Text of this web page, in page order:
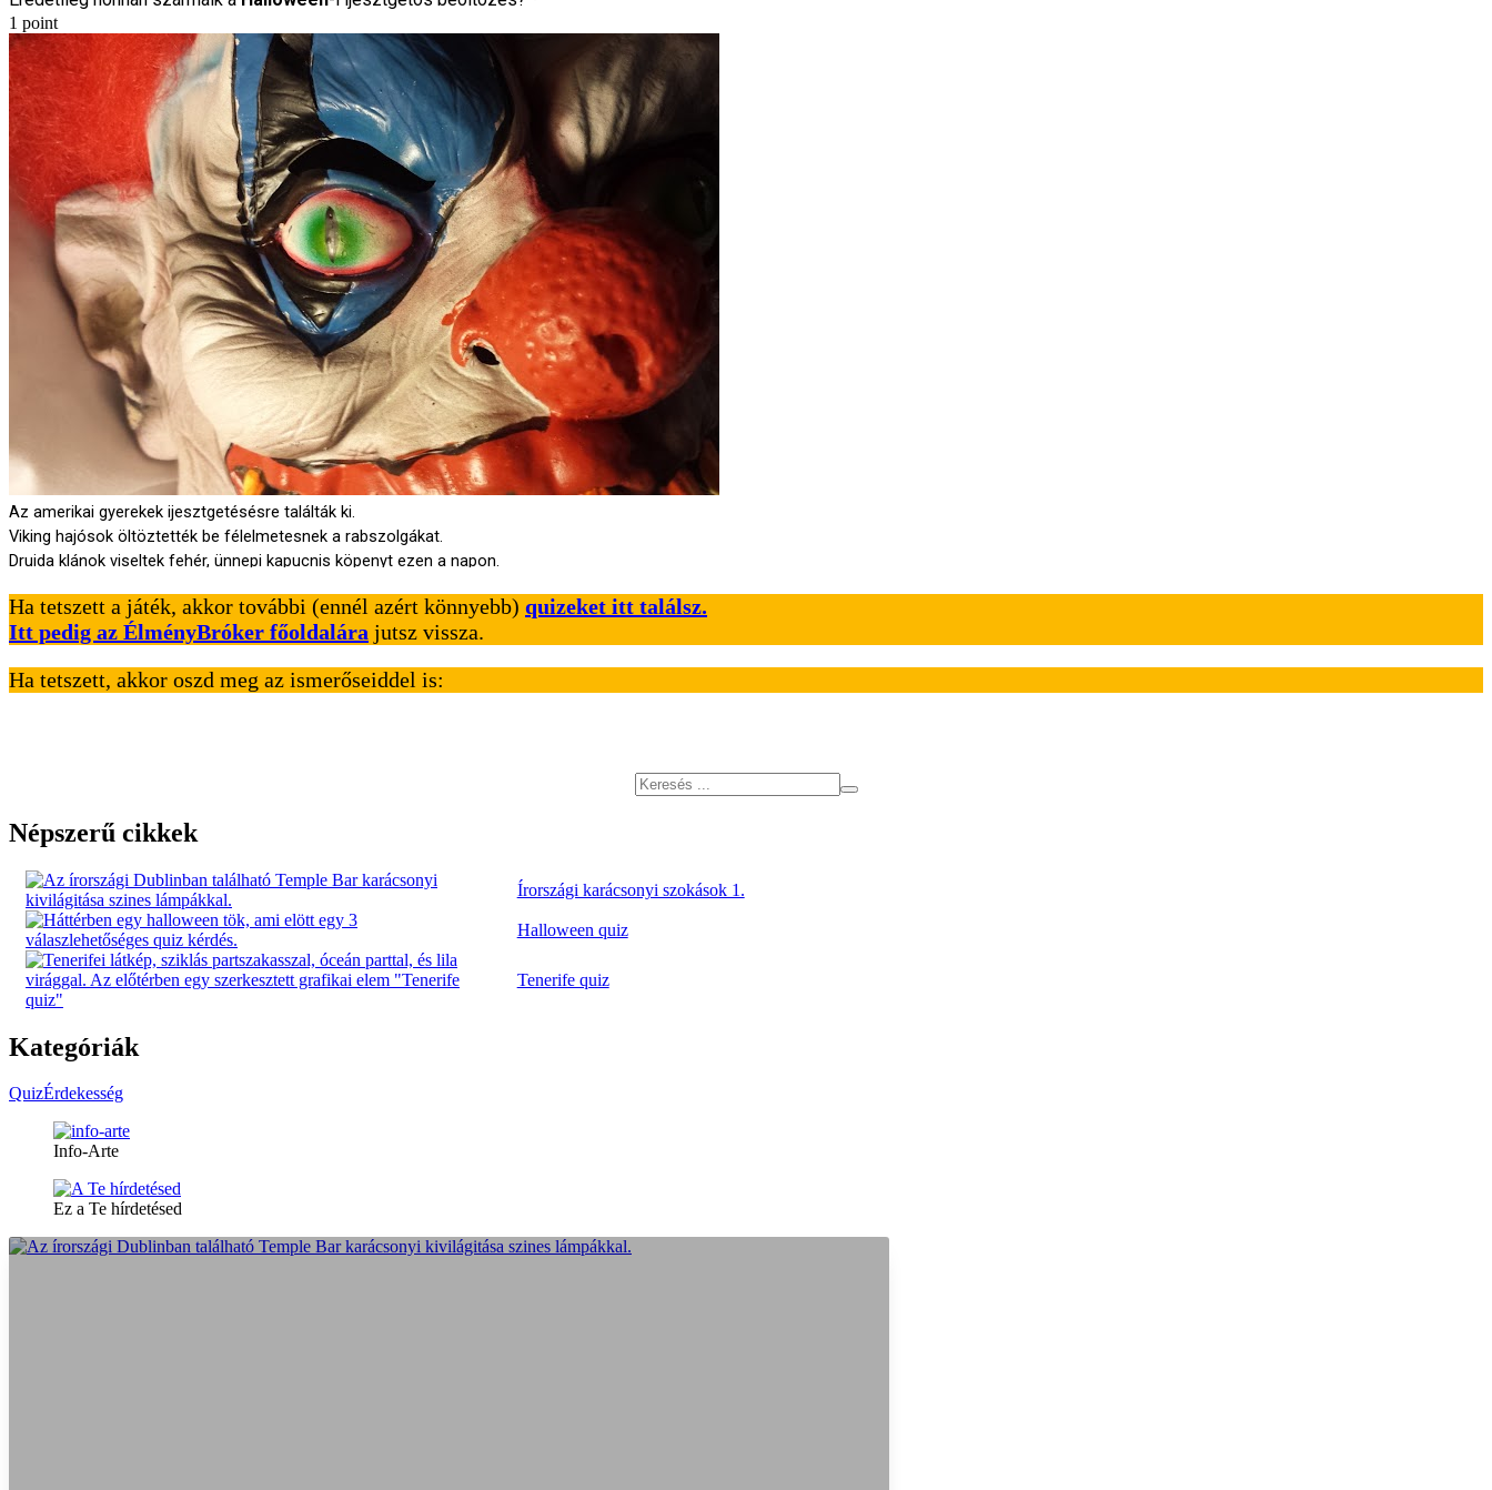
Ha tetszett a játék, akkor további (ennél azért könnyebb) quizeket itt találsz.
Itt pedig az ÉlményBróker főoldalára jutsz vissza.
Ha tetszett, akkor oszd meg az ismerőseiddel is:
Népszerű cikkek
Írországi karácsonyi szokások 1.
Halloween quiz
Tenerife quiz
Kategóriák
QuizÉrdekesség
Info-Arte
Ez a Te hírdetésed